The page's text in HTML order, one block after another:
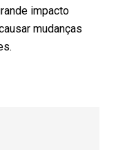
impacto
mudanças